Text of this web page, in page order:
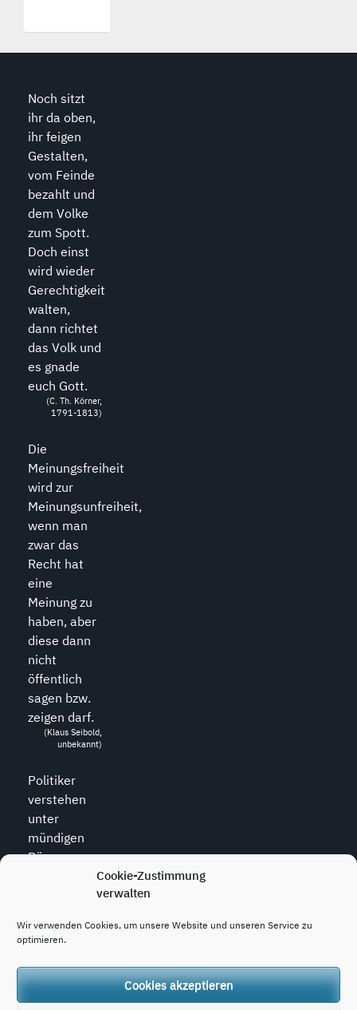
Cookie-Zustimmung
verwalten
Wir verwenden Cookies, um unsere Website und unseren Service zu
optimieren.
Cookies akzeptieren
Noch sitzt
ihr da oben,
ihr feigen
Gestalten,
vom Feinde
bezahlt und
dem Volke
zum Spott.
Doch einst
wird wieder
Gerechtigkeit
walten,
dann richtet
das Volk und
es gnade
euch Gott.
(C. Th. Körner,
1791-1813)
Die
Meinungsfreiheit
wird zur
Meinungsunfreiheit,
wenn man
zwar das
Recht hat
eine
Meinung zu
haben, aber
diese dann
nicht
öffentlich
sagen bzw.
zeigen darf.
(Klaus Seibold,
unbekannt)
Politiker
verstehen
unter
mündigen
Bürgern
halten.
dt. Journalist)